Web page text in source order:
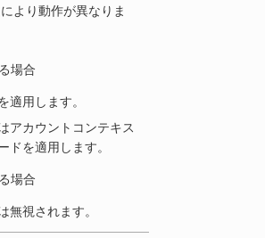
より動作が異なりま
場合
適用します。
アカウントコンテキス
ドを適用します。
場合
無視されます。